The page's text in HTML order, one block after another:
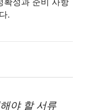
확성과 준비 사항
.
야 할 서류